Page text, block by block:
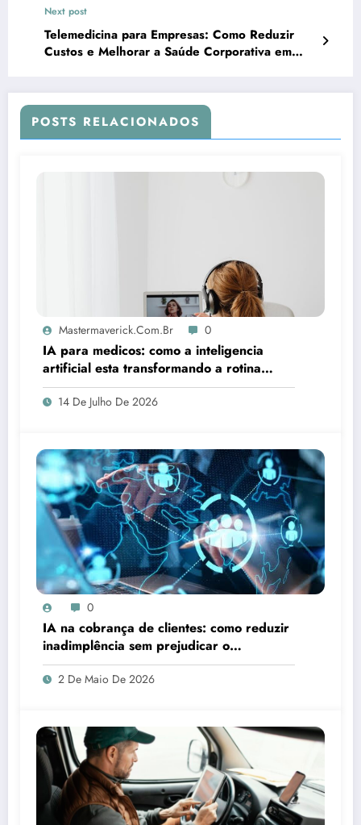
Next post
Telemedicina para Empresas: Como Reduzir
Custos e Melhorar a Saúde Corporativa em
POSTS RELACIONADOS
Mastermaverick.com.br 0
IA para medicos: como a inteligencia
artificial esta transformando a rotina
clinica
14 De Julho De 2026
0
IA na cobrança de clientes: como reduzir
inadimplência sem prejudicar o
relacionamento
2 De Maio De 2026